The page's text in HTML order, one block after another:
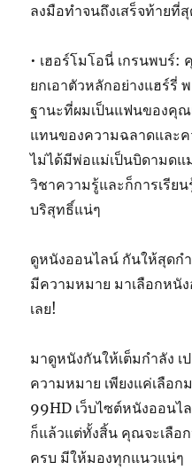
ลงมือทำจนถึงเสร็จท้ายที่
• เฮอร์โมโอนี่ เกรนพบร์
ยกเอาตัวหลักอย่างแฮร์รี่
ฐานะที่ผมเป็นแฟนของคุณ
แทนของความฉลาดและ
ไม่ได้มีพ่อแม่เป็นบิดามดแ
วิชาความรู้และก็การเรีย
บริสุทธิ์แน่ๆ
ดูหนังออนไลน์ กันให้สุดก
มีความหมาย มาเลือกหนั
เลย!
มาดูหนังกันให้เต็มกำลัง
ความหมาย เพียงแค่เลือก
99HD เว็บไซต์หนังออนไ
ก็แล้วแต่ทั้งสิ้น คุณจะเลือ
ครบ มีให้มองทุกแนวแน่ๆ